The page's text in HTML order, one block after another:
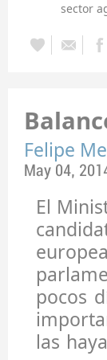
sector
Felipe
May 04,
El
pocos
las